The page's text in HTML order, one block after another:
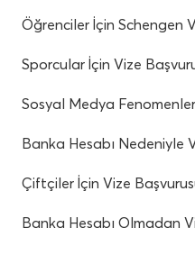
Öğrenciler İçin Schengen
Sporcular İçin Vize
Sosyal Medya
Banka Hesabı Nedeniyle
Çiftçiler İçin Vize
Banka Hesabı Olmadan